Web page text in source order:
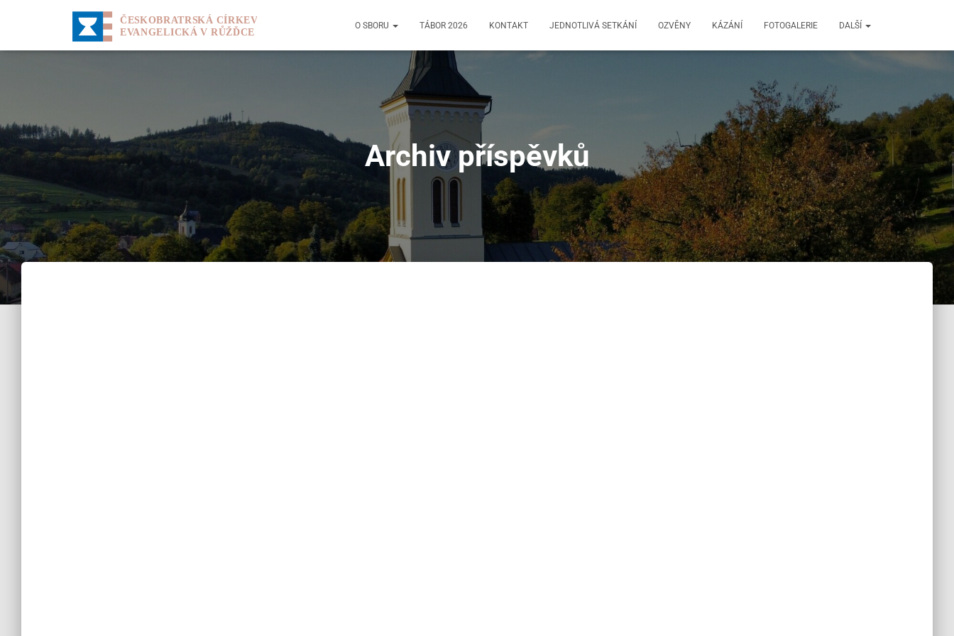
O SBORU TÁBOR 2026 KONTAKT JEDNOTLIVÁ SETKÁNÍ OZVĚNY KÁZÁNÍ FOTOGALERIE DALŠÍ
Archiv příspěvků